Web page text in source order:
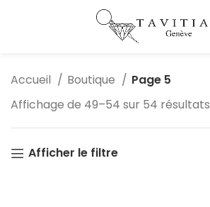
Accueil Boutique
Page 5
Affichage de 49–54 sur 54 résultats
Afficher le filtre